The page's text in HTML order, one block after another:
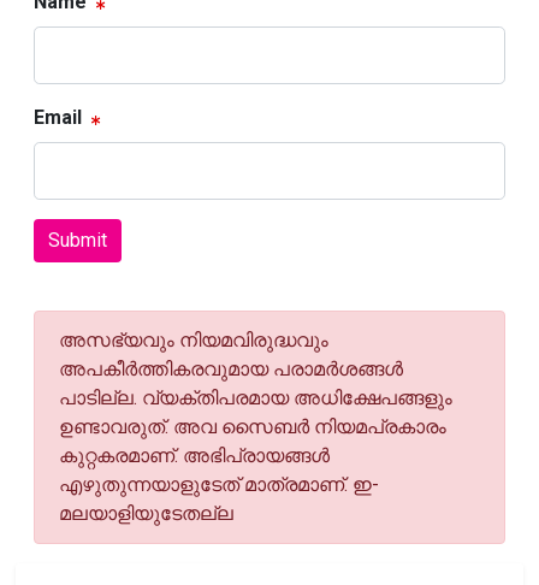
Email
Submit
അസഭ്യവും നിയമവിരുദ്ധവും
അപകീര്‍ത്തികരവുമായ പരാമര്‍ശങ്ങള്‍
പാടില്ല. വ്യക്തിപരമായ അധിക്ഷേപങ്ങളും
ഉണ്ടാവരുത്. അവ സൈബര്‍ നിയമപ്രകാരം
കുറ്റകരമാണ്. അഭിപ്രായങ്ങള്‍
എഴുതുന്നയാളുടേത് മാത്രമാണ്. ഇ-
മലയാളിയുടേതല്ല